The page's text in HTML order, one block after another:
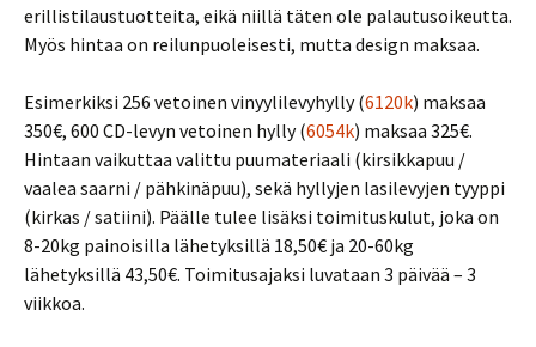
erillistilaustuotteita, eikä niillä täten ole palautusoikeutta.
Myös hintaa on reilunpuoleisesti, mutta design maksaa.
Esimerkiksi 256 vetoinen vinyylilevyhylly (6120k) maksaa
350€, 600 CD-levyn vetoinen hylly (6054k) maksaa 325€.
Hintaan vaikuttaa valittu puumateriaali (kirsikkapuu /
vaalea saarni / pähkinäpuu), sekä hyllyjen lasilevyjen tyyppi
(kirkas / satiini). Päälle tulee lisäksi toimituskulut, joka on
8-20kg painoisilla lähetyksillä 18,50€ ja 20-60kg
lähetyksillä 43,50€. Toimitusajaksi luvataan 3 päivää – 3
viikkoa.